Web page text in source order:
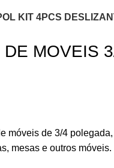
KIT 4PCS
MOVEIS
móveis de 3/4
mesas e outros móveis.